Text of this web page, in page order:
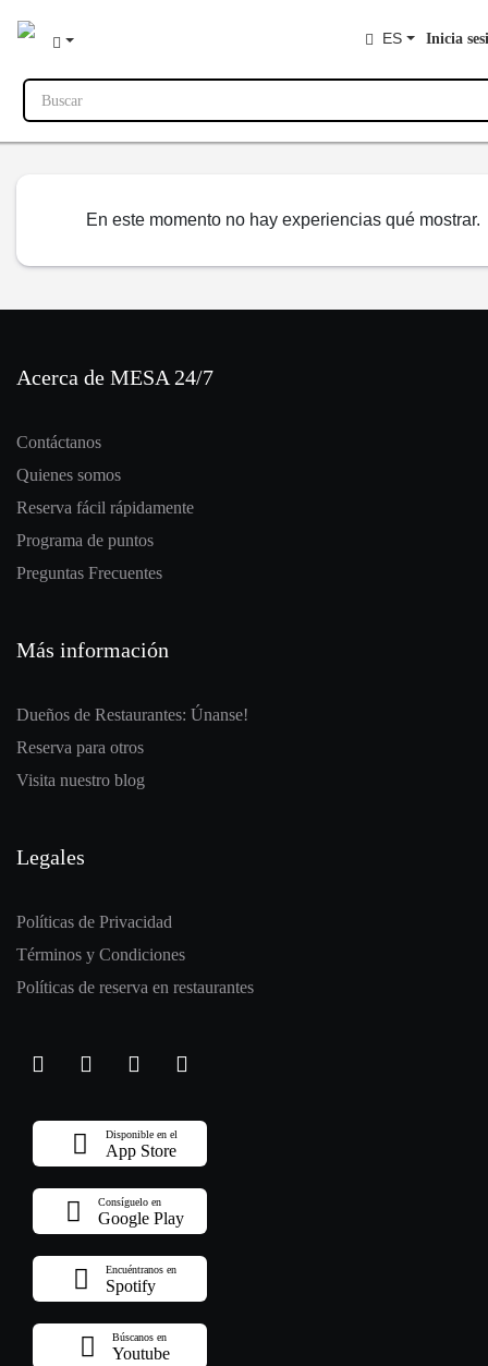
ES Inicia
Buscar
En este momento no hay experiencias qué mostrar.
Acerca de MESA 24/7
Contáctanos
Quienes somos
Reserva fácil rápidamente
Programa de puntos
Preguntas Frecuentes
Más información
Dueños de Restaurantes: Únanse!
Reserva para otros
Visita nuestro blog
Legales
Políticas de Privacidad
Términos y Condiciones
Políticas de reserva en restaurantes
Disponible en el
App Store
Consíguelo en
Google Play
Encuéntranos en
Spotify
Búscanos en
Youtube